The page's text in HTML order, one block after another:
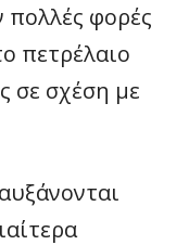
φορές
πετρέλαιο
σε σχέση με